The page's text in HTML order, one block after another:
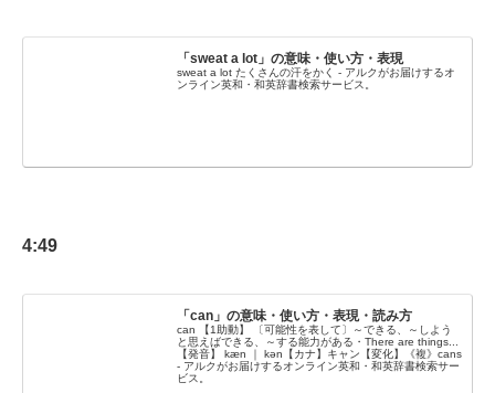
「sweat a lot」の意味・使い方・表現
sweat a lot たくさんの汗をかく - アルクがお届けするオ
ンライン英和・和英辞書検索サービス。
4:49
「can」の意味・使い方・表現・読み方
can 【1助動】 〔可能性を表して〕～できる、～しよう
と思えばできる、～する能力がある・There are things...
【発音】 kæn ｜ kən【カナ】キャン【変化】《複》cans
- アルクがお届けするオンライン英和・和英辞書検索サー
ビス。